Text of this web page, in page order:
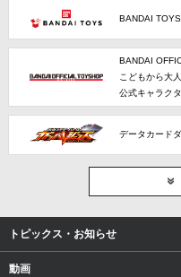
BANDAI
BANDAI
こどもから大
公式キャラク
データカード
トピックス・お知らせ
動画